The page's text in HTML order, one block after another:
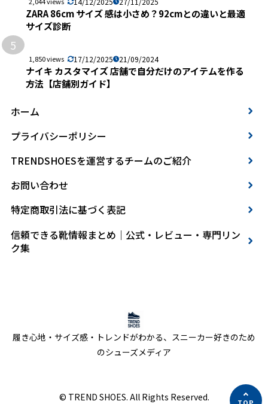
ZARA 86cm サイズ 感は小さめ？92cmとの違いと最適
サイズ診断
5
1,850 views 17/12/2025 21/09/2024
ナイキ カスタマイズ 店舗で自分だけのアイテムを作る
方法【店舗別ガイド】
ホーム
プライバシーポリシー
TRENDSHOESを運営するチームのご紹介
お問い合わせ
特定商取引法に基づく表記
信頼できる靴情報まとめ｜公式・レビュー・専門リン
ク集
履き心地・サイズ感・トレンドがわかる、スニーカー好きのため
のシューズメディア
© TREND SHOES. All Rights Reserved.